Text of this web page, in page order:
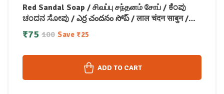
Red Sandal Soap / சிவப்பு சந்தனம் சோப் / ಕೆಂಪು
ಚಂದನ ಸೋಪು / ఎర్ర చందనం సోప్ / लाल चंदन साबुन /
രക്ത ചന്ദന സോപ്പ് (100 GM)
100
₹75 Save ₹25
ADD TO CART